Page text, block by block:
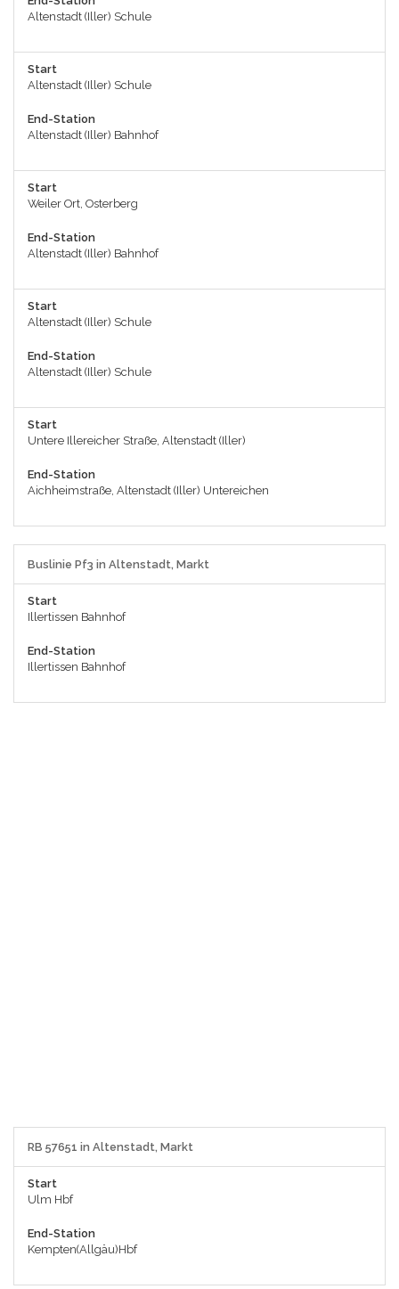
Altenstadt (Iller) Schule
Start
Altenstadt (Iller) Schule
End-Station
Altenstadt (Iller) Bahnhof
Start
Weiler Ort, Osterberg
End-Station
Altenstadt (Iller) Bahnhof
Start
Altenstadt (Iller) Schule
End-Station
Altenstadt (Iller) Schule
Start
Untere Illereicher Straße, Altenstadt (Iller)
End-Station
Aichheimstraße, Altenstadt (Iller) Untereichen
Buslinie Pf3 in Altenstadt, Markt
Start
Illertissen Bahnhof
End-Station
Illertissen Bahnhof
RB 57651 in Altenstadt, Markt
Start
Ulm Hbf
End-Station
Kempten(Allgäu)Hbf